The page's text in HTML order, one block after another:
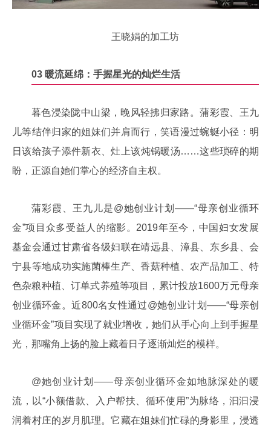
王晓娟的加工坊
03 暖流延绵： 手握星光的灿烂生活
暮色浸染陇中山梁，晚风轻拂归家路。蒲彩霞、王九
儿等结伴归家的姐妹们并肩而行，笑语漫过蜿蜒小径：明
日该给孩子添件新衣、灶上该炖锅暖汤……这些琐碎的期
盼，正源自她们掌心的经济自主权。
蒲彩霞、王九儿是@她创业计划——“母亲创业循环
金”项目众多受益人的缩影。2019年至今，中国妇女发展
基金会通过甘肃省各级妇联在靖远县、漳县、东乡县、会
宁县等地成功实施菌棒生产、香菇种植、农产品加工、特
色杂粮种植、订单式养殖等项目，累计投放1600万元母亲
创业循环金。近800名女性通过@她创业计划——“母亲创
业循环金”项目实现了就业增收，她们从手心向上到手握星
光，那嘴角上扬的脸上藏着日子逐渐灿烂的模样。
@她创业计划——母亲创业循环金如地脉深处的暖
流，以“小额借款、入户帮扶、循环使用”为脉络，汩汩浸
润着村庄的岁月肌理。它藏在姐妹们忙碌的身影里，浸透